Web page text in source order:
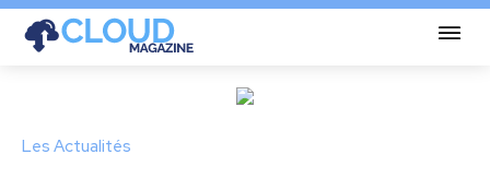
Les Actualités